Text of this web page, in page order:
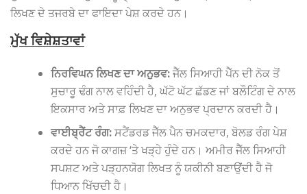
ਲਿਖਣ ਦੇ ਤਜਰਬੇ ਦਾ ਫਾਇਦਾ ਪੇਸ਼ ਕਰਦੇ ਹਨ।
ਮੁੱਖ ਵਿਸ਼ੇਸ਼ਤਾਵਾਂ
ਨਿਰਵਿਘਨ ਲਿਖਣ ਦਾ ਅਨੁਭਵ:ਜੈੱਲ ਸਿਆਹੀ ਪੈੱਨ ਦੀ ਨੋਕ ਤੋਂ
ਸੁਚਾਰੂ ਢੰਗ ਨਾਲ ਵਹਿੰਦੀ ਹੈ, ਘੱਟੋ ਘੱਟ ਛੱਡਣ ਜਾਂ ਬਲੌਟਿੰਗ ਦੇ ਨਾਲ
ਇਕਸਾਰ ਅਤੇ ਸਾਫ਼ ਲਿਖਣ ਦਾ ਅਨੁਭਵ ਪ੍ਰਦਾਨ ਕਰਦੀ ਹੈ।
ਵਾਈਬ੍ਰੈਂਟ ਰੰਗ:ਸਟੈਂਡਰਡ ਜੈੱਲ ਪੈਨ ਚਮਕਦਾਰ, ਬੋਲਡ ਰੰਗ ਪੇਸ਼
ਕਰਦੇ ਹਨ ਜੋ ਕਾਗਜ਼ ‘ਤੇ ਖੜ੍ਹੇ ਹੁੰਦੇ ਹਨ। ਅਮੀਰ ਜੈੱਲ ਸਿਆਹੀ
ਸਪਸ਼ਟ ਅਤੇ ਪੜ੍ਹਨਯੋਗ ਲਿਖਤ ਨੂੰ ਯਕੀਨੀ ਬਣਾਉਂਦੀ ਹੈ ਜੋ
ਧਿਆਨ ਖਿੱਚਦੀ ਹੈ।